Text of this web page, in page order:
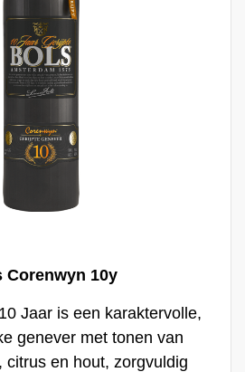
Corenwyn 10y
Jaar is een karaktervolle,
genever met tonen van
citrus en hout, zorgvuldig